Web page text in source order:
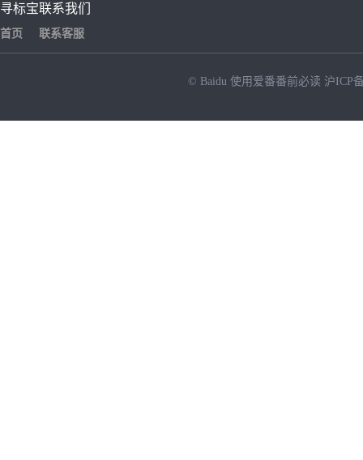
寻标宝
首页
联系我们
联系客服
© Baidu 使用爱番番前必读 沪ICP